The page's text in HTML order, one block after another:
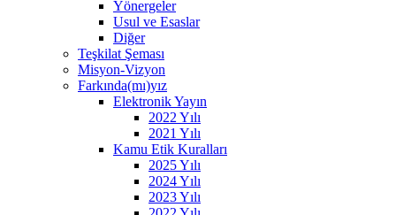
Yönergeler
Usul ve Esaslar
Diğer
Teşkilat Şeması
Misyon-Vizyon
Farkında(mı)yız
Elektronik Yayın
2022 Yılı
2021 Yılı
Kamu Etik Kuralları
2025 Yılı
2024 Yılı
2023 Yılı